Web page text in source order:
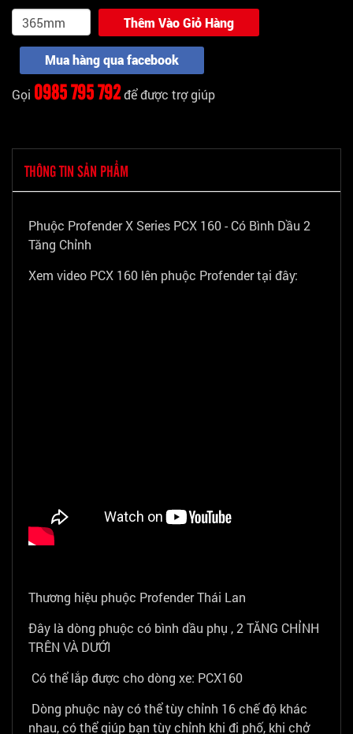
Thêm Vào Giỏ Hàng
Mua hàng qua facebook
Gọi 0985 795 792để được trợ giúp
THÔNG TIN SẢN PHẨM
Phuộc Profender X Series PCX 160 - Có Bình Dầu 2
Tăng Chỉnh
Xem video PCX 160 lên phuộc Profender tại đây:
Thương hiệu phuộc Profender Thái Lan
Đây là dòng phuộc có bình dầu phụ , 2 TĂNG CHỈNH
TRÊN VÀ DƯỚI
Có thể lắp được cho dòng xe: PCX160
Dòng phuộc này có thể tùy chỉnh 16 chế độ khác
nhau, có thể giúp bạn tùy chỉnh khi đi phố, khi chở